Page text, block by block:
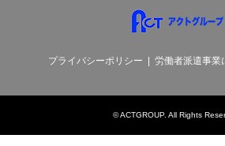
プライバシーポリシー 労働者派遣事業
©ACTGROUP. All Rights